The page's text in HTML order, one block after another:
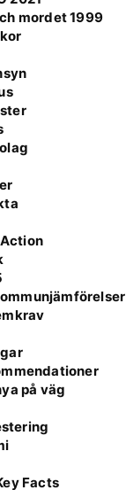
mordet 1999
Action
på väg
Facts